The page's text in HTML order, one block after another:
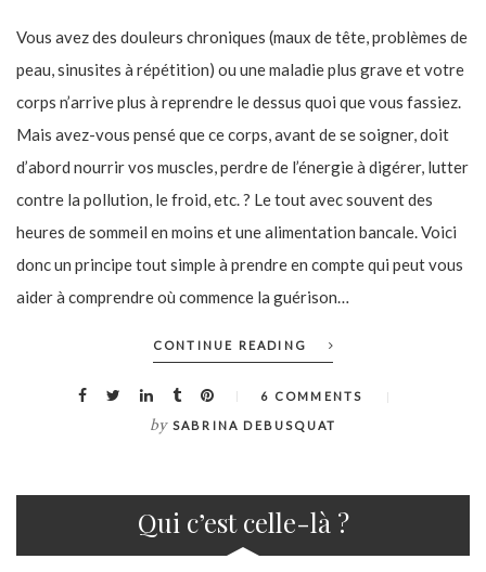
Vous avez des douleurs chroniques (maux de tête, problèmes de
peau, sinusites à répétition) ou une maladie plus grave et votre
corps n’arrive plus à reprendre le dessus quoi que vous fassiez.
Mais avez-vous pensé que ce corps, avant de se soigner, doit
d’abord nourrir vos muscles, perdre de l’énergie à digérer, lutter
contre la pollution, le froid, etc. ? Le tout avec souvent des
heures de sommeil en moins et une alimentation bancale. Voici
donc un principe tout simple à prendre en compte qui peut vous
aider à comprendre où commence la guérison…
CONTINUE READING
6 COMMENTS
by SABRINA DEBUSQUAT
Qui c’est celle-là ?